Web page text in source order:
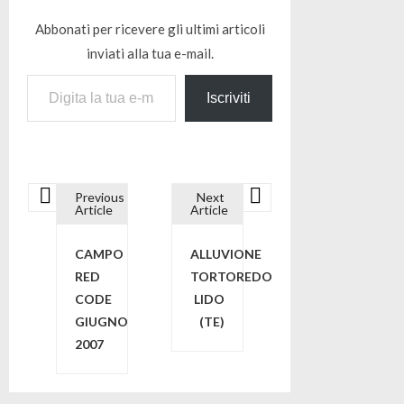
Abbonati per ricevere gli ultimi articoli
inviati alla tua e-mail.
Digita la tua e-mail...
Iscriviti
Previous
Article
CAMPO
RED
CODE
GIUGNO
2007
Next
Article
ALLUVIONE
TORTOREDO
LIDO
(TE)